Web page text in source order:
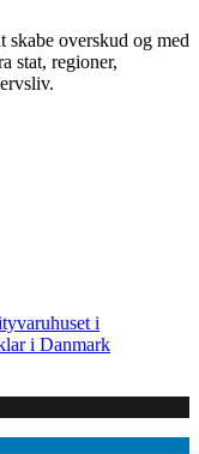
skabe overskud og med
stat, regioner,
i
i Danmark